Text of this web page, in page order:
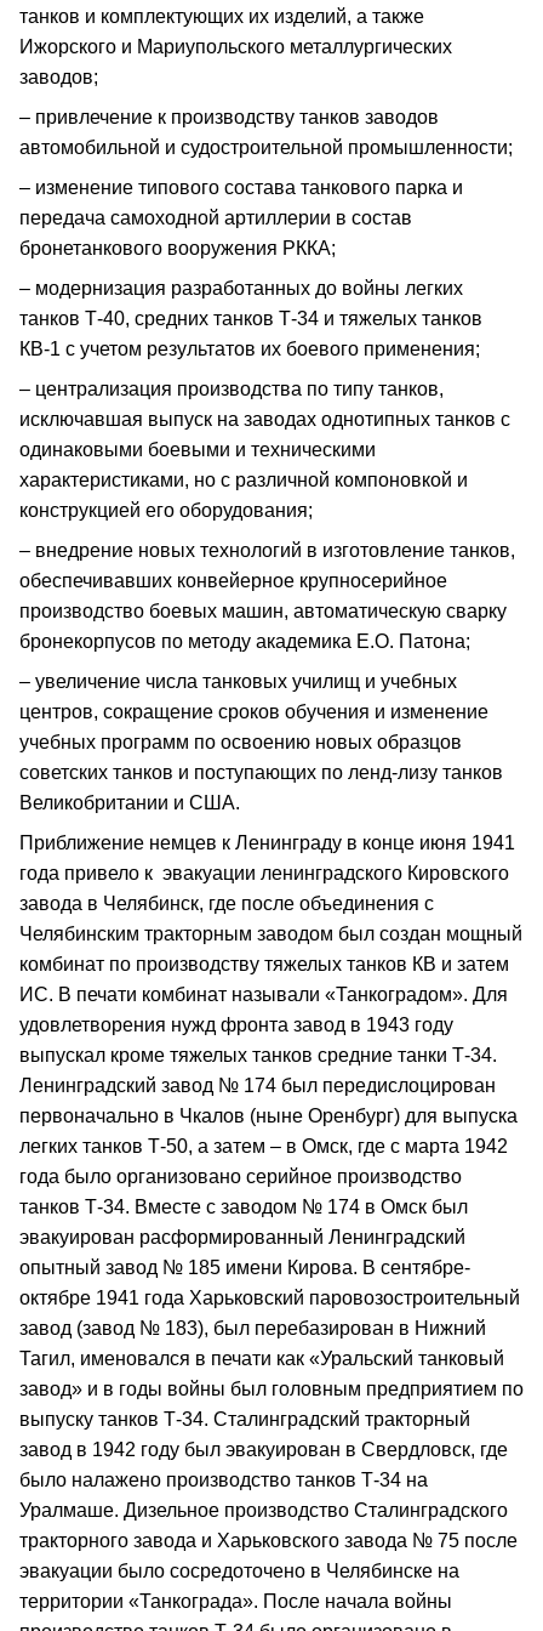
танков и комплектующих их изделий, а также
Ижорского и Мариупольского металлургических
заводов;
– привлечение к производству танков заводов
автомобильной и судостроительной промышленности;
– изменение типового состава танкового парка и
передача самоходной артиллерии в состав
бронетанкового вооружения РККА;
– модернизация разработанных до войны легких
танков Т-40, средних танков Т-34 и тяжелых танков
КВ-1 с учетом результатов их боевого применения;
– централизация производства по типу танков,
исключавшая выпуск на заводах однотипных танков с
одинаковыми боевыми и техническими
характеристиками, но с различной компоновкой и
конструкцией его оборудования;
– внедрение новых технологий в изготовление танков,
обеспечивавших конвейерное крупносерийное
производство боевых машин, автоматическую сварку
бронекорпусов по методу академика Е.О. Патона;
– увеличение числа танковых училищ и учебных
центров, сокращение сроков обучения и изменение
учебных программ по освоению новых образцов
советских танков и поступающих по ленд-лизу танков
Великобритании и США.
Приближение немцев к Ленинграду в конце июня 1941
года привело к эвакуации ленинградского Кировского
завода в Челябинск, где после объединения с
Челябинским тракторным заводом был создан мощный
комбинат по производству тяжелых танков КВ и затем
ИС. В печати комбинат называли «Танкоградом». Для
удовлетворения нужд фронта завод в 1943 году
выпускал кроме тяжелых танков средние танки Т-34.
Ленинградский завод № 174 был передислоцирован
первоначально в Чкалов (ныне Оренбург) для выпуска
легких танков Т-50, а затем – в Омск, где с марта 1942
года было организовано серийное производство
танков Т-34. Вместе с заводом № 174 в Омск был
эвакуирован расформированный Ленинградский
опытный завод № 185 имени Кирова. В сентябре-
октябре 1941 года Харьковский паровозостроительный
завод (завод № 183), был перебазирован в Нижний
Тагил, именовался в печати как «Уральский танковый
завод» и в годы войны был головным предприятием по
выпуску танков Т-34. Сталинградский тракторный
завод в 1942 году был эвакуирован в Свердловск, где
было налажено производство танков Т-34 на
Уралмаше. Дизельное производство Сталинградского
тракторного завода и Харьковского завода № 75 после
эвакуации было сосредоточено в Челябинске на
территории «Танкограда». После начала войны